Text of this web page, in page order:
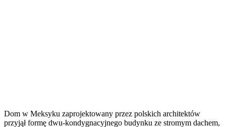
Dom w Meksyku zaprojektowany przez polskich architektów
przyjął formę dwu-kondygnacyjnego budynku ze stromym dachem,